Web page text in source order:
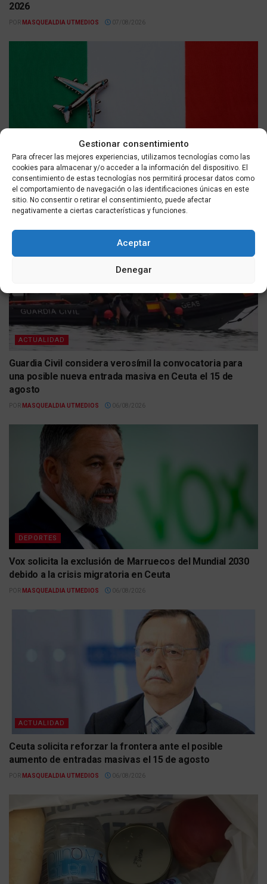
Gestionar consentimiento
Para ofrecer las mejores experiencias, utilizamos tecnologías como las
cookies para almacenar y/o acceder a la información del dispositivo. El
consentimiento de estas tecnologías nos permitirá procesar datos como
el comportamiento de navegación o las identificaciones únicas en este
sitio. No consentir o retirar el consentimiento, puede afectar
negativamente a ciertas características y funciones.
Aceptar
Denegar
2026
POR MASQUEALDIA UTMEDIOS 07/08/2026
ACTUALIDAD
Viajar desde España a Italia ahora implica controles de
pasaporte y esperas prolongadas
MASQUEALDIA UTMEDIOS 06/08/2026
ACTUALIDAD
Guardia Civil considera verosímil la convocatoria para
una posible nueva entrada masiva en Ceuta el 15 de
agosto
POR MASQUEALDIA UTMEDIOS 06/08/2026
DEPORTES
Vox solicita la exclusión de Marruecos del Mundial 2030
debido a la crisis migratoria en Ceuta
POR MASQUEALDIA UTMEDIOS 06/08/2026
ACTUALIDAD
Ceuta solicita reforzar la frontera ante el posible
aumento de entradas masivas el 15 de agosto
POR MASQUEALDIA UTMEDIOS 06/08/2026